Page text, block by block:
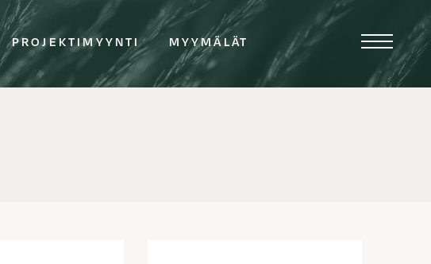
PROJEKTIMYYNTI MYYMÄLÄT